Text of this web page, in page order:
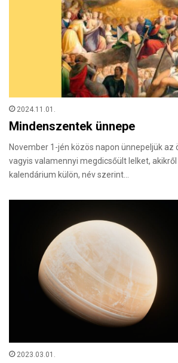
2024.11.01.
Mindenszentek ünnepe
November 1-jén közös napon ünnepeljük az
vagyis valamennyi megdicsőült lelket,
kalendárium külön, név szerint…
2023.03.01.